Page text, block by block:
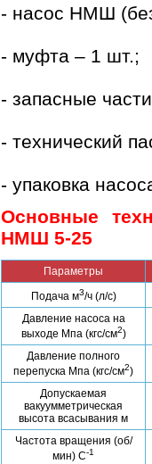
- насос НМШ
- муфта – 1 шт.;
- запасные
- технический
- упаковка
Основные
НМШ 5-25
Параметры
Подача м3/ч (л/с)
Давление насоса на
выходе Мпа (кгс/см2)
Давление полного
перепуска Мпа (кгс/см2)
Допускаемая
вакуумметрическая
высота всасывания м
Частота вращения (об/
мин) С-1